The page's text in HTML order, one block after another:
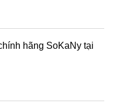
hãng SoKaNy tại